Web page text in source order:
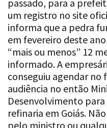
informa que a pedra
em fevereiro deste
“mais ou menos” 12
informado. A
conseguiu agendar no
audiência no então
Desenvolvimento
refinaria em Goiás.
pelo ministro ou
do governo federal da